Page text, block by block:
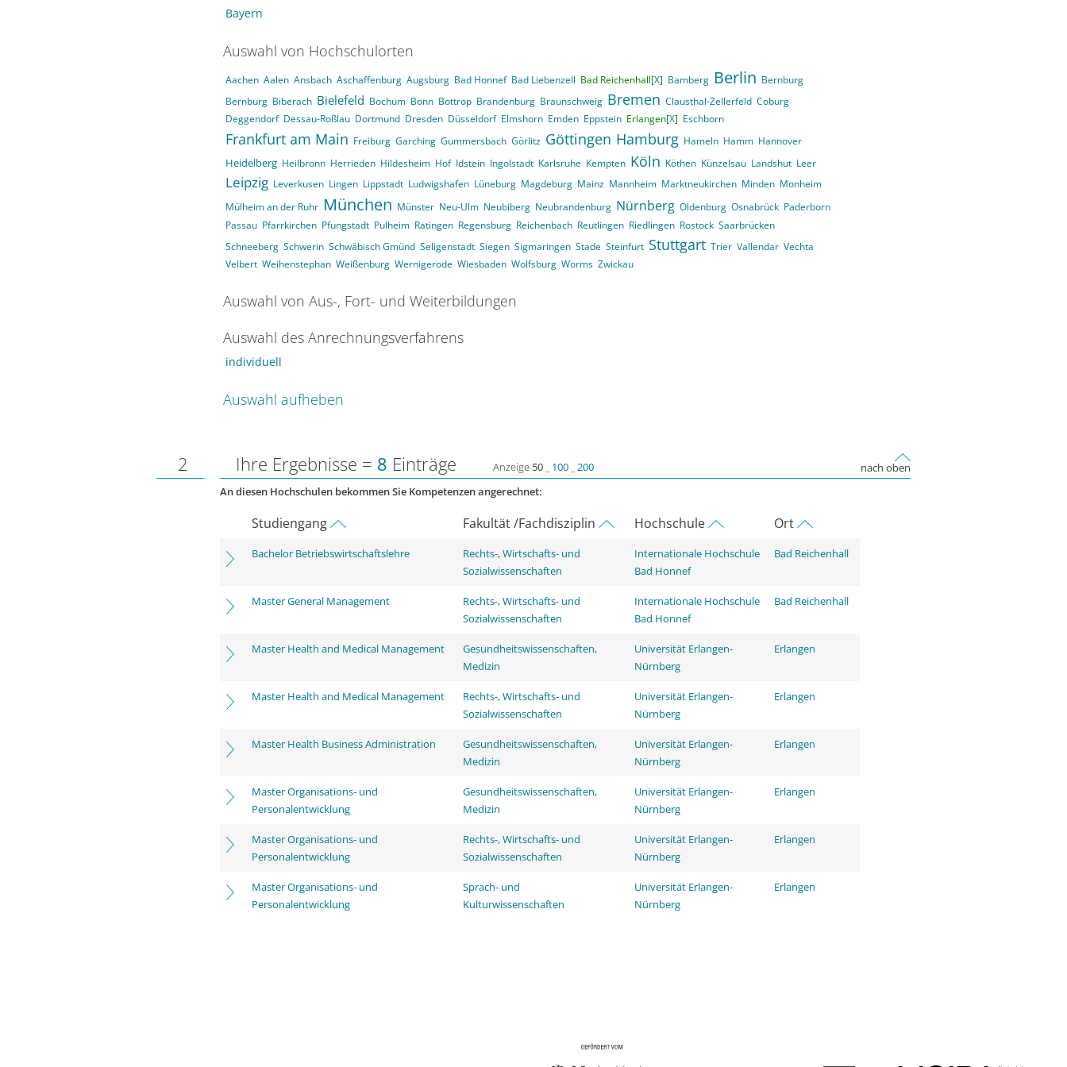
Bayern
Auswahl von Hochschulorten
Aachen Aalen Ansbach Aschaffenburg Augsburg Bad Honnef Bad Liebenzell Bad Reichenhall[X] Bamberg Berlin Bernburg
Bernburg Biberach Bielefeld Bochum Bonn Bottrop Brandenburg Braunschweig Bremen Clausthal-Zellerfeld Coburg
Deggendorf Dessau-Roßlau Dortmund Dresden Düsseldorf Elmshorn Emden Eppstein Erlangen[X] Eschborn
Frankfurt am Main Freiburg Garching Gummersbach Görlitz Göttingen Hamburg Hameln Hamm Hannover
Heidelberg Heilbronn Herrieden Hildesheim Hof Idstein Ingolstadt Karlsruhe Kempten Köln Köthen Künzelsau Landshut Leer
Leipzig Leverkusen Lingen Lippstadt Ludwigshafen Lüneburg Magdeburg Mainz Mannheim Marktneukirchen Minden Monheim
Mülheim an der Ruhr München Münster Neu-Ulm Neubiberg Neubrandenburg Nürnberg Oldenburg Osnabrück Paderborn
Passau Pfarrkirchen Pfungstadt Pulheim Ratingen Regensburg Reichenbach Reutlingen Riedlingen Rostock Saarbrücken
Schneeberg Schwerin Schwäbisch Gmünd Seligenstadt Siegen Sigmaringen Stade Steinfurt Stuttgart Trier Vallendar Vechta
Velbert Weihenstephan Weißenburg Wernigerode Wiesbaden Wolfsburg Worms Zwickau
Auswahl von Aus-, Fort- und Weiterbildungen
Auswahl des Anrechnungsverfahrens
individuell
Auswahl aufheben
2 Ihre Ergebnisse = 8 Einträge Anzeige 50 100 200
nach oben
An diesen Hochschulen bekommen Sie Kompetenzen angerechnet:
Studiengang Fakultät /Fachdisziplin Hochschule Ort
Bachelor Betriebswirtschaftslehre
Rechts-, Wirtschafts- und
Sozialwissenschaften
Internationale Hochschule
Bad Honnef
Bad Reichenhall
Master General Management
Rechts-, Wirtschafts- und
Sozialwissenschaften
Internationale Hochschule
Bad Honnef
Bad Reichenhall
Master Health and Medical Management
Gesundheitswissenschaften,
Medizin
Universität Erlangen-
Nürnberg
Erlangen
Master Health and Medical Management
Rechts-, Wirtschafts- und
Sozialwissenschaften
Universität Erlangen-
Nürnberg
Erlangen
Master Health Business Administration
Gesundheitswissenschaften,
Medizin
Universität Erlangen-
Nürnberg
Erlangen
Master Organisations- und
Personalentwicklung
Gesundheitswissenschaften,
Medizin
Universität Erlangen-
Nürnberg
Erlangen
Master Organisations- und
Personalentwicklung
Rechts-, Wirtschafts- und
Sozialwissenschaften
Universität Erlangen-
Nürnberg
Erlangen
Master Organisations- und
Personalentwicklung
Sprach- und
Kulturwissenschaften
Universität Erlangen-
Nürnberg
Erlangen